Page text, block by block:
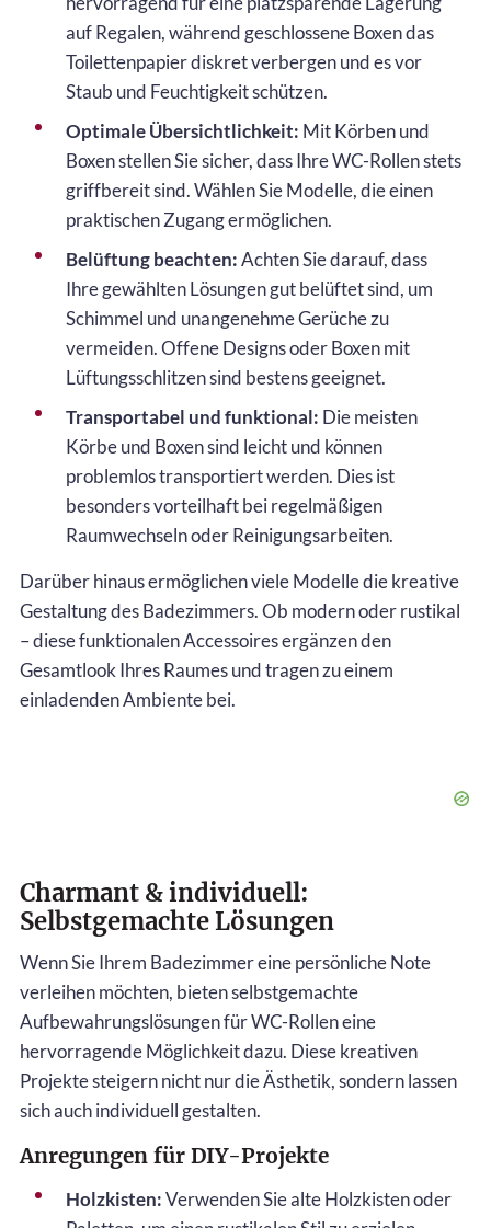
auf Regalen, während geschlossene Boxen das
Toilettenpapier diskret verbergen und es vor
Staub und Feuchtigkeit schützen.
Optimale Übersichtlichkeit: Mit Körben und
Boxen stellen Sie sicher, dass Ihre WC-Rollen stets
griffbereit sind. Wählen Sie Modelle, die einen
praktischen Zugang ermöglichen.
Belüftung beachten:Achten Sie darauf, dass
Ihre gewählten Lösungen gut belüftet sind, um
Schimmel und unangenehme Gerüche zu
vermeiden. Offene Designs oder Boxen mit
Lüftungsschlitzen sind bestens geeignet.
Transportabel und funktional: Die meisten
Körbe und Boxen sind leicht und können
problemlos transportiert werden. Dies ist
besonders vorteilhaft bei regelmäßigen
Raumwechseln oder Reinigungsarbeiten.
Darüber hinaus ermöglichen viele Modelle die kreative
Gestaltung des Badezimmers. Ob modern oder rustikal
– diese funktionalen Accessoires ergänzen den
Gesamtlook Ihres Raumes und tragen zu einem
einladenden Ambiente bei.
Charmant & individuell:
Selbstgemachte Lösungen
Wenn Sie Ihrem Badezimmer eine persönliche Note
verleihen möchten, bieten selbstgemachte
Aufbewahrungslösungen für WC-Rollen eine
hervorragende Möglichkeit dazu. Diese kreativen
Projekte steigern nicht nur die Ästhetik, sondern lassen
sich auch individuell gestalten.
Anregungen für DIY-Projekte
Holzkisten:Verwenden Sie alte Holzkisten oder